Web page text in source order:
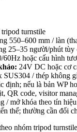
turnstile
550–600 mm / làn
25–35 người/phút tùy
60Hz hoặc cấu hình
24V DC hoặc cơ
SUS304 / thép không
định; nếu là bản WP
QR code, visitor
/ mở khóa theo tín
thể; thường cần đối
nhóm tripod